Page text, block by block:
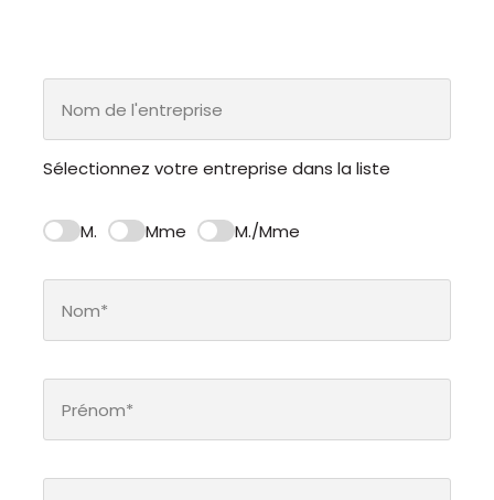
Sélectionnez votre entreprise dans la liste
M. Mme M./Mme